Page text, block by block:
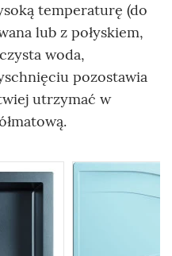
temperaturę (do
lub z połyskiem,
woda,
pozostawia
utrzymać w